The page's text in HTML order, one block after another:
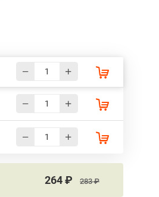
264 ₽ 283 ₽